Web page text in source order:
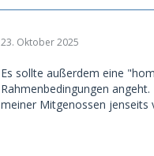
23. Oktober 2025
Es sollte außerdem eine
Rahmenbedingungen
meiner Mitgenossen jenseits